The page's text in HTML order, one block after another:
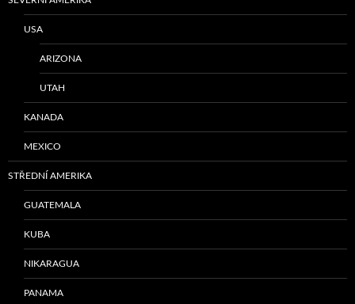
USA
ARIZONA
UTAH
KANADA
MEXICO
STŘEDNÍ AMERIKA
GUATEMALA
KUBA
NIKARAGUA
PANAMA